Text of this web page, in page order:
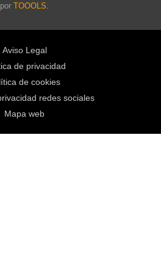
por TOOOLS.
Aviso Legal
de privacidad
de cookies
redes sociales
Mapa web